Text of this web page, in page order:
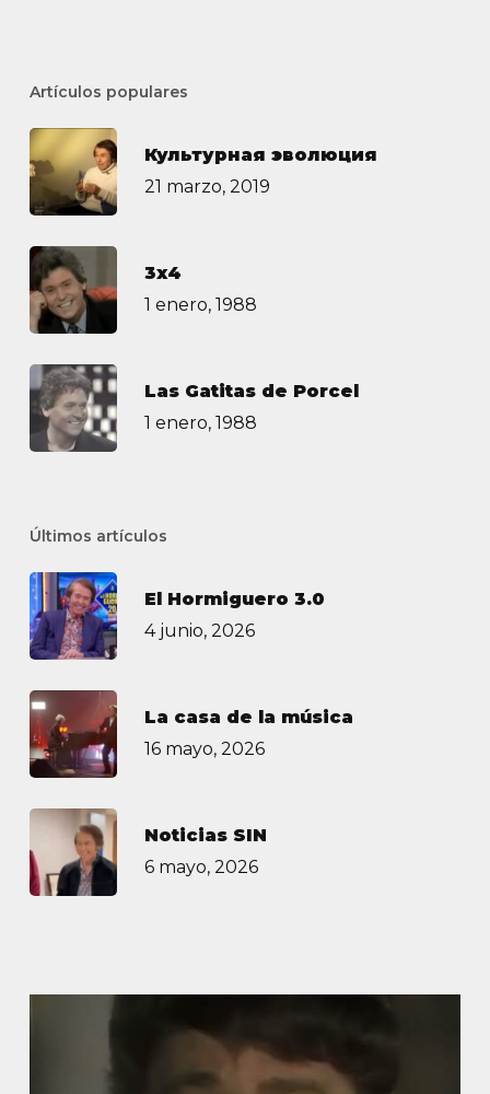
Artículos populares
Культурная эволюция
21 marzo, 2019
3х4
1 enero, 1988
Las Gatitas de Porcel
1 enero, 1988
Últimos artículos
El Hormiguero 3.0
4 junio, 2026
La casa de la música
16 mayo, 2026
Noticias SIN
6 mayo, 2026